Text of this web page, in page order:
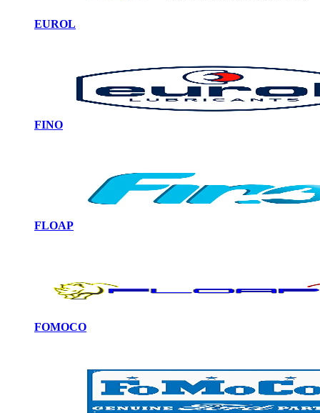
EUROL
FINO
FLOAP
FOMOCO